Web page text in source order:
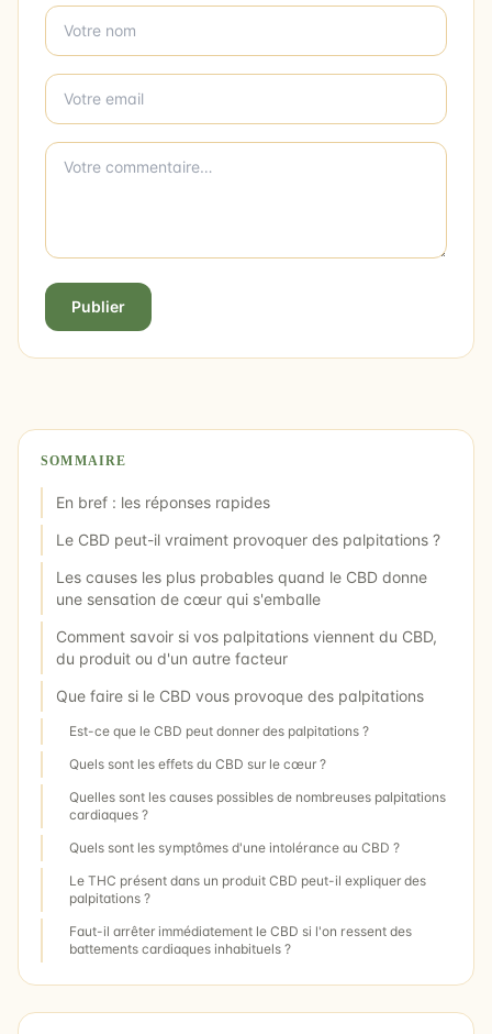
Publier
SOMMAIRE
En bref : les réponses rapides
Le CBD peut-il vraiment provoquer des palpitations ?
Les causes les plus probables quand le CBD donne
une sensation de cœur qui s'emballe
Comment savoir si vos palpitations viennent du CBD,
du produit ou d'un autre facteur
Que faire si le CBD vous provoque des palpitations
Est-ce que le CBD peut donner des palpitations ?
Quels sont les effets du CBD sur le cœur ?
Quelles sont les causes possibles de nombreuses palpitations
cardiaques ?
Quels sont les symptômes d'une intolérance au CBD ?
Le THC présent dans un produit CBD peut-il expliquer des
palpitations ?
Faut-il arrêter immédiatement le CBD si l'on ressent des
battements cardiaques inhabituels ?